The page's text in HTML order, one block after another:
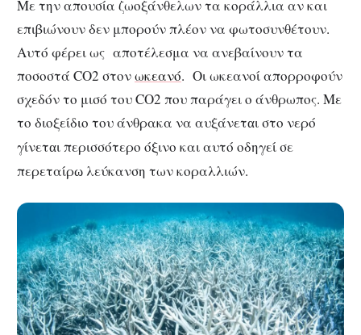
Με την απουσία ζωοξάνθελων τα κοράλλια αν και
επιβιώνουν δεν μπορούν πλέον να φωτοσυνθέτουν.
Αυτό φέρει ως αποτέλεσμα να ανεβαίνουν τα
ποσοστά CO2 στονωκεανό. Οι ωκεανοί απορροφούν
σχεδόν το μισό του CO2 που παράγει ο άνθρωπος. Με
το διοξείδιο του άνθρακα να αυξάνεται στο νερό
γίνεται περισσότερο όξινο και αυτό οδηγεί σε
περεταίρω λεύκανση των κοραλλιών.